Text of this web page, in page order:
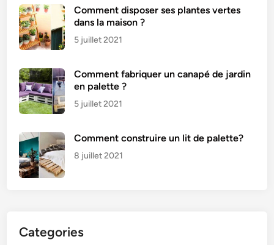
Comment disposer ses plantes vertes
dans la maison ?
5 juillet 2021
Comment fabriquer un canapé de jardin
en palette ?
5 juillet 2021
Comment construire un lit de palette?
8 juillet 2021
Categories